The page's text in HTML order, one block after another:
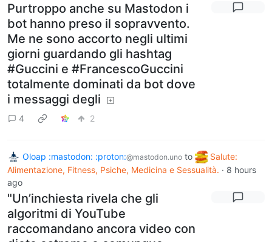
Purtroppo anche su Mastodon i
bot hanno preso il sopravvento.
Me ne sono accorto negli ultimi
giorni guardando gli hashtag
#Guccini e #FrancescoGuccini
totalmente dominati da bot dove
i messaggi degli
4 2
Oloap :mastodon: :proton:@mastodon.uno to
Salute:
Alimentazione, Fitness, Psiche, Medicina e Sessualità. · 8 hours
ago
"Un’inchiesta rivela che gli
algoritmi di YouTube
raccomandano ancora video con